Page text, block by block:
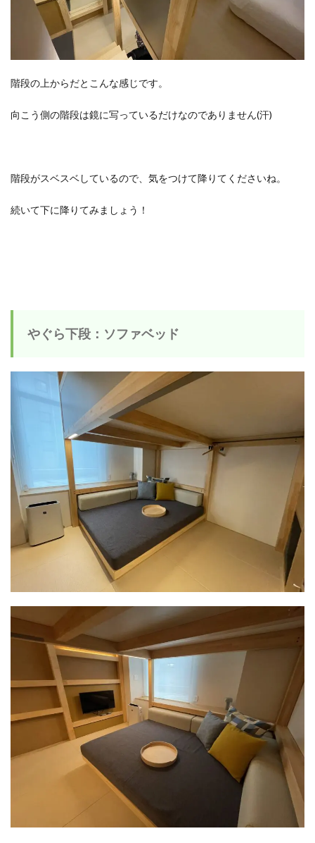
階段の上からだとこんな感じです。
向こう側の階段は鏡に写っているだけなのでありません(汗)
階段がスベスベしているので、気をつけて降りてくださいね。
続いて下に降りてみましょう！
やぐら下段：ソファベッド